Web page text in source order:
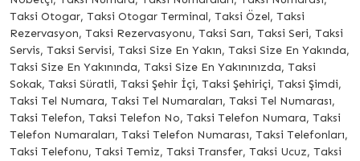
Taksi Otogar, Taksi Otogar Terminal, Taksi Özel, Taksi
Rezervasyon, Taksi Rezervasyonu, Taksi Sarı, Taksi Seri, Taksi
Servis, Taksi Servisi, Taksi Size En Yakın, Taksi Size En Yakında,
Taksi Size En Yakınında, Taksi Size En Yakınınızda, Taksi
Sokak, Taksi Süratli, Taksi Şehir İçi, Taksi Şehiriçi, Taksi Şimdi,
Taksi Tel Numara, Taksi Tel Numaraları, Taksi Tel Numarası,
Taksi Telefon, Taksi Telefon No, Taksi Telefon Numara, Taksi
Telefon Numaraları, Taksi Telefon Numarası, Taksi Telefonları,
Taksi Telefonu, Taksi Temiz, Taksi Transfer, Taksi Ucuz, Taksi